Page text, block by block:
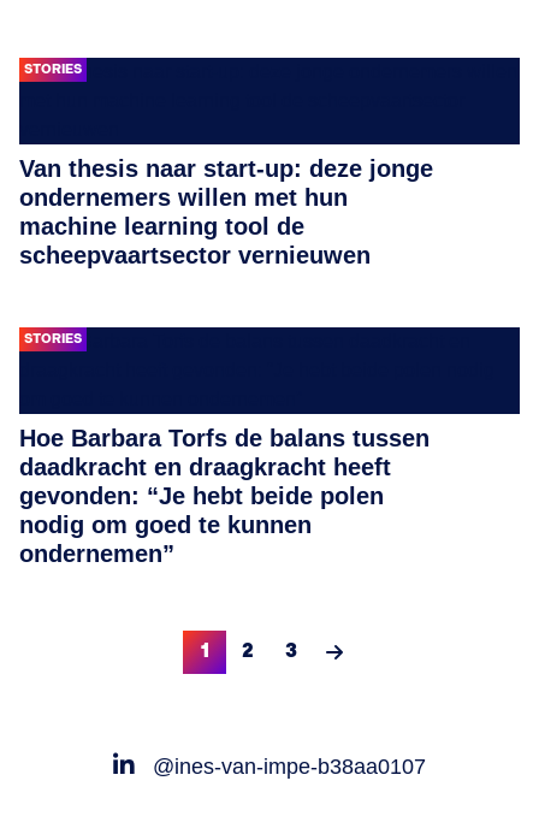
STORIES
Van thesis naar start-up: deze jonge
ondernemers willen met hun
machine learning tool de
scheepvaartsector vernieuwen
STORIES
Hoe Barbara Torfs de balans tussen
daadkracht en draagkracht heeft
gevonden: “Je hebt beide polen
nodig om goed te kunnen
ondernemen”
1 2 3
@ines-van-impe-b38aa0107